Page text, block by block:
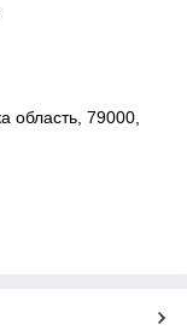
область, 79000,